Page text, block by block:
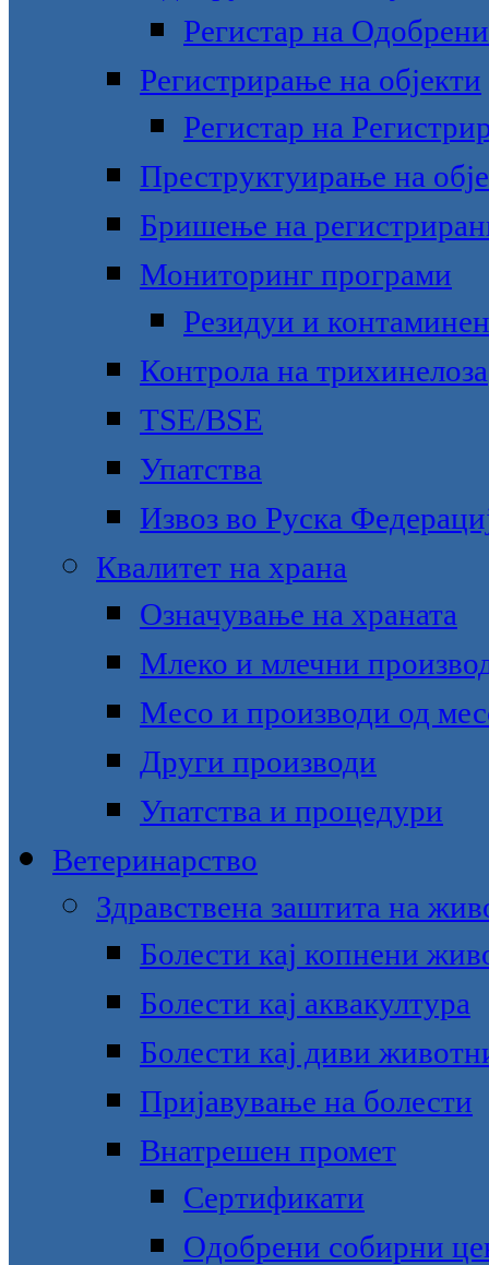
Регистар на
Регистрирање на објекти
Регистар на
Преструктуирање на
Бришење на
Мониторинг програми
Резидуи и
Контрола на трихинелоза
TSE/BSE
Упатства
Извоз во Руска
Квалитет на храна
Означување на храната
Млеко и млечни
Месо и производи од
Други производи
Упатства и процедури
Ветеринарство
Здравствена заштита на
Болести кај копнени
Болести кај аквакултура
Болести кај диви
Пријавување на болести
Внатрешен промет
Сертификати
Одобрени собирни